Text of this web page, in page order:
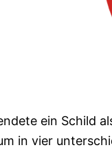
ein Schild
in vier